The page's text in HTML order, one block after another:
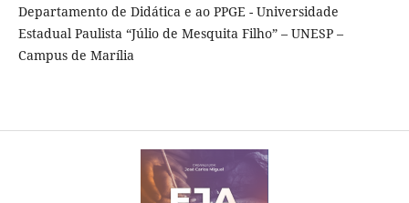
Departamento de Didática e ao PPGE - Universidade
Estadual Paulista “Júlio de Mesquita Filho” – UNESP –
Campus de Marília